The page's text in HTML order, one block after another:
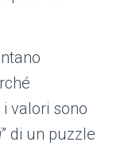
valori sono
” di un puzzle